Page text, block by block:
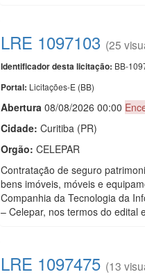
LRE 1097103 (25
Identificador desta licitação: BB-
Portal: Licitações-E (BB)
Abertura 08/08/2026 00:00
Cidade: Curitiba (PR)
Orgão: CELEPAR
Contratação de seguro
bens imóveis, móveis e
Companhia da Tecnologia da
– Celepar, nos termos do edital
LRE 1097475 (13